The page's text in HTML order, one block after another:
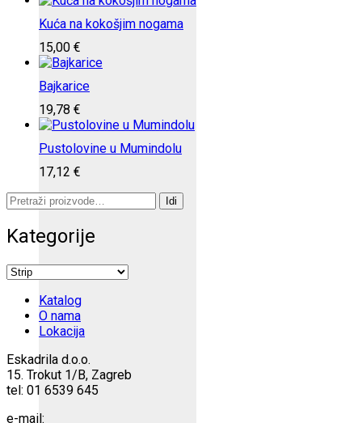
Kuća na kokošjim nogama
15,00 €
Bajkarice
19,78 €
Pustolovine u Mumindolu
17,12 €
Pretraži:
Idi
Kategorije
Katalog
O nama
Lokacija
Eskadrila d.o.o.
15. Trokut 1/B, Zagreb
tel: 01 6539 645
e-mail: